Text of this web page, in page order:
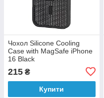
Чохол Silicone Cooling
Сase with MagSafe iPhone
16 Black
215 ₴
Купити